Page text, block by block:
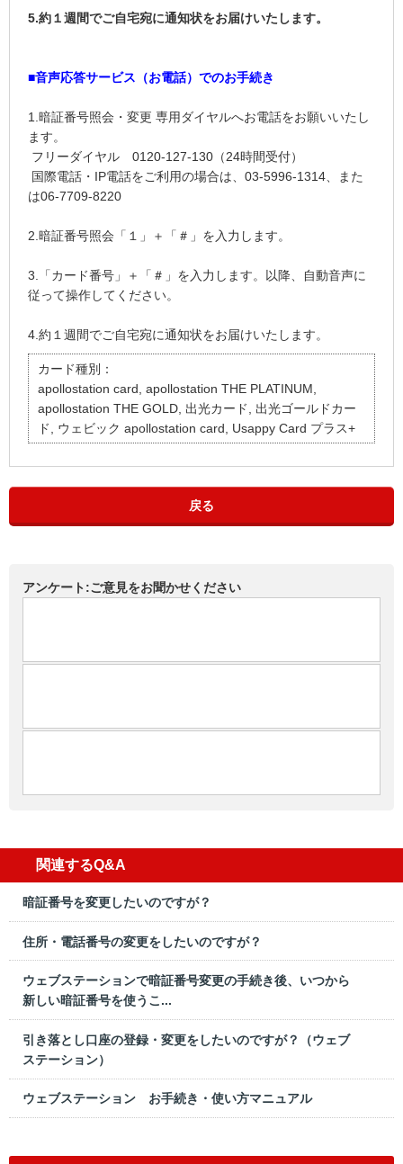
5.約１週間でご自宅宛に通知状をお届けいたします。
■音声応答サービス（お電話）でのお手続き
1.暗証番号照会・変更 専用ダイヤルへお電話をお願いいたし
ます。
フリーダイヤル 0120-127-130（24時間受付）
国際電話・IP電話をご利用の場合は、03-5996-1314、また
は06-7709-8220
2.暗証番号照会「１」＋「＃」を入力します。
3.「カード番号」＋「＃」を入力します。以降、自動音声に
従って操作してください。
4.約１週間でご自宅宛に通知状をお届けいたします。
カード種別：
apollostation card, apollostation THE PLATINUM,
apollostation THE GOLD, 出光カード, 出光ゴールドカー
ド, ウェビック apollostation card, Usappy Card プラス+
戻る
アンケート:ご意見をお聞かせください
関連するQ&A
暗証番号を変更したいのですが？
住所・電話番号の変更をしたいのですが？
ウェブステーションで暗証番号変更の手続き後、いつから
新しい暗証番号を使うこ...
引き落とし口座の登録・変更をしたいのですが？（ウェブ
ステーション）
ウェブステーション お手続き・使い方マニュアル